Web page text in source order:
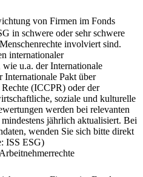
von Firmen im Fonds
in schwere oder sehr schwere
involviert sind.
internationaler
wie u.a. der Internationale
Internationale Pakt über
(ICCPR) oder der
soziale und kulturelle
werden bei relevanten
jährlich aktualisiert. Bei
wenden Sie sich bitte direkt
ISS ESG)